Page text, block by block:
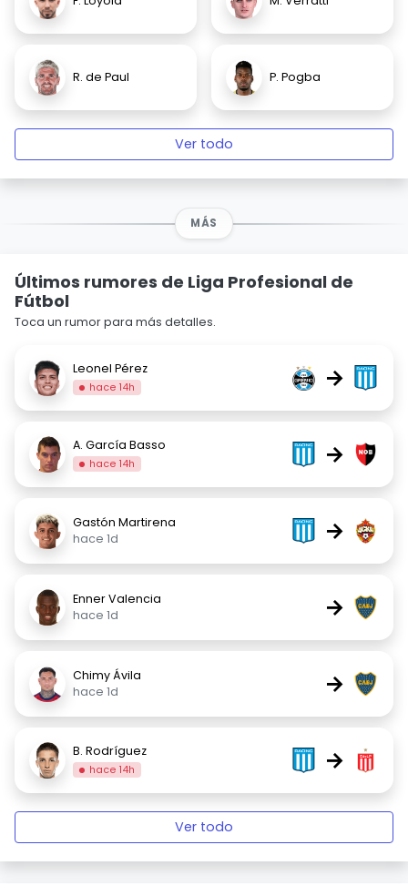
R. de Paul P. Pogba
Ver todo
MÁS
Últimos rumores de Liga Profesional de
Fútbol
Toca un rumor para más detalles.
Leonel Pérez
hace 14h →
A. García Basso
hace 14h →
Gastón Martirena
hace 1d
→
Enner Valencia
hace 1d
→
Chimy Ávila
hace 1d
→
B. Rodríguez
hace 14h →
Ver todo